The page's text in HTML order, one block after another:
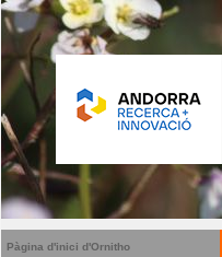
Pàgina d'inici d'Ornitho